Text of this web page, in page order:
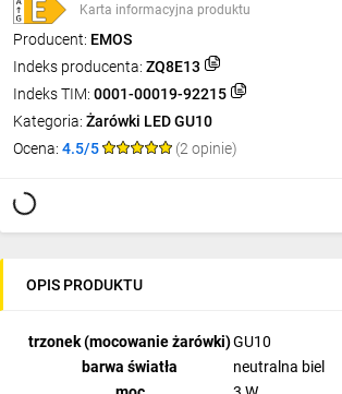
Karta informacyjna produktu
Producent: EMOS
Indeks producenta: ZQ8E13
Indeks TIM: 0001-00019-92215
Kategoria: Żarówki LED GU10
Ocena: 4.5/5 (2 opinie)
OPIS PRODUKTU
trzonek (mocowanie żarówki)GU10
barwa światła
neutralna biel